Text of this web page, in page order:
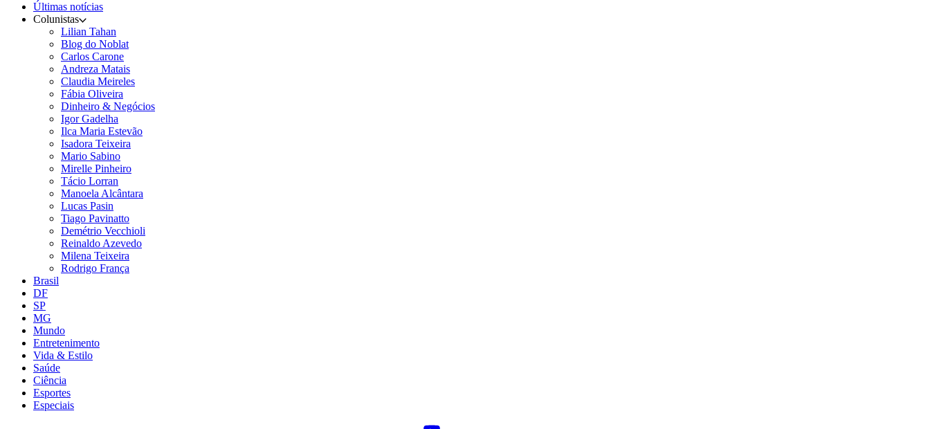
Últimas notícias
Colunistas
Lilian Tahan
Blog do Noblat
Carlos Carone
Andreza Matais
Claudia Meireles
Fábia Oliveira
Dinheiro & Negócios
Igor Gadelha
Ilca Maria Estevão
Isadora Teixeira
Mario Sabino
Mirelle Pinheiro
Tácio Lorran
Manoela Alcântara
Lucas Pasin
Tiago Pavinatto
Demétrio Vecchioli
Reinaldo Azevedo
Milena Teixeira
Rodrigo França
Brasil
DF
SP
MG
Mundo
Entretenimento
Vida & Estilo
Saúde
Ciência
Esportes
Especiais